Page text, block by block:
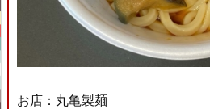
お店：丸亀製麺